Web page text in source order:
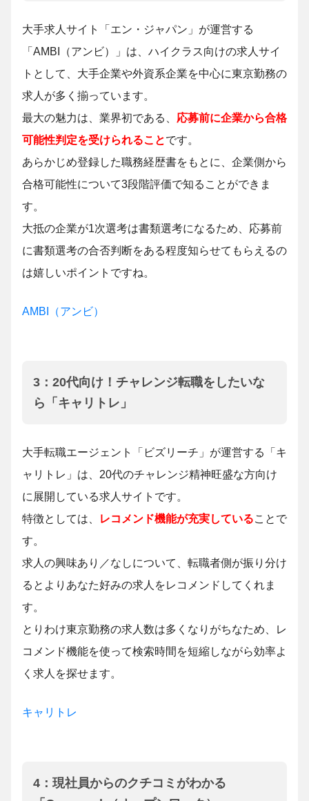
大手求人サイト「エン・ジャパン」が運営する
「AMBI（アンビ）」は、ハイクラス向けの求人サイ
トとして、大手企業や外資系企業を中心に東京勤務の
求人が多く揃っています。
最大の魅力は、業界初である、 応募前に企業から合格
可能性判定を受けられることです。
あらかじめ登録した職務経歴書をもとに、企業側から
合格可能性について3段階評価で知ることができま
す。
大抵の企業が1次選考は書類選考になるため、応募前
に書類選考の合否判断をある程度知らせてもらえるの
は嬉しいポイントですね。
AMBI（アンビ）
3：20代向け！チャレンジ転職をしたいな
ら「キャリトレ」
大手転職エージェント「ビズリーチ」が運営する「キ
ャリトレ」は、20代のチャレンジ精神旺盛な方向け
に展開している求人サイトです。
特徴としては、
レコメンド機能が充実している ことで
す。
求人の興味あり／なしについて、転職者側が振り分け
るとよりあなた好みの求人をレコメンドしてくれま
す。
とりわけ東京勤務の求人数は多くなりがちなため、レ
コメンド機能を使って検索時間を短縮しながら効率よ
く求人を探せます。
キャリトレ
4：現社員からのクチコミがわかる